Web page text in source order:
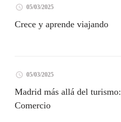
05/03/2025
Crece y aprende viajando
05/03/2025
Madrid más allá del turismo:
Comercio